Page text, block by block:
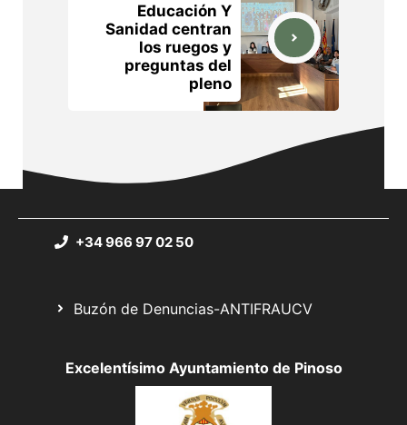
Educación Y
Sanidad centran
los ruegos y
preguntas del
pleno
+34 966 97 02 50
Buzón de Denuncias-ANTIFRAUCV
Excelentísimo Ayuntamiento de Pinoso